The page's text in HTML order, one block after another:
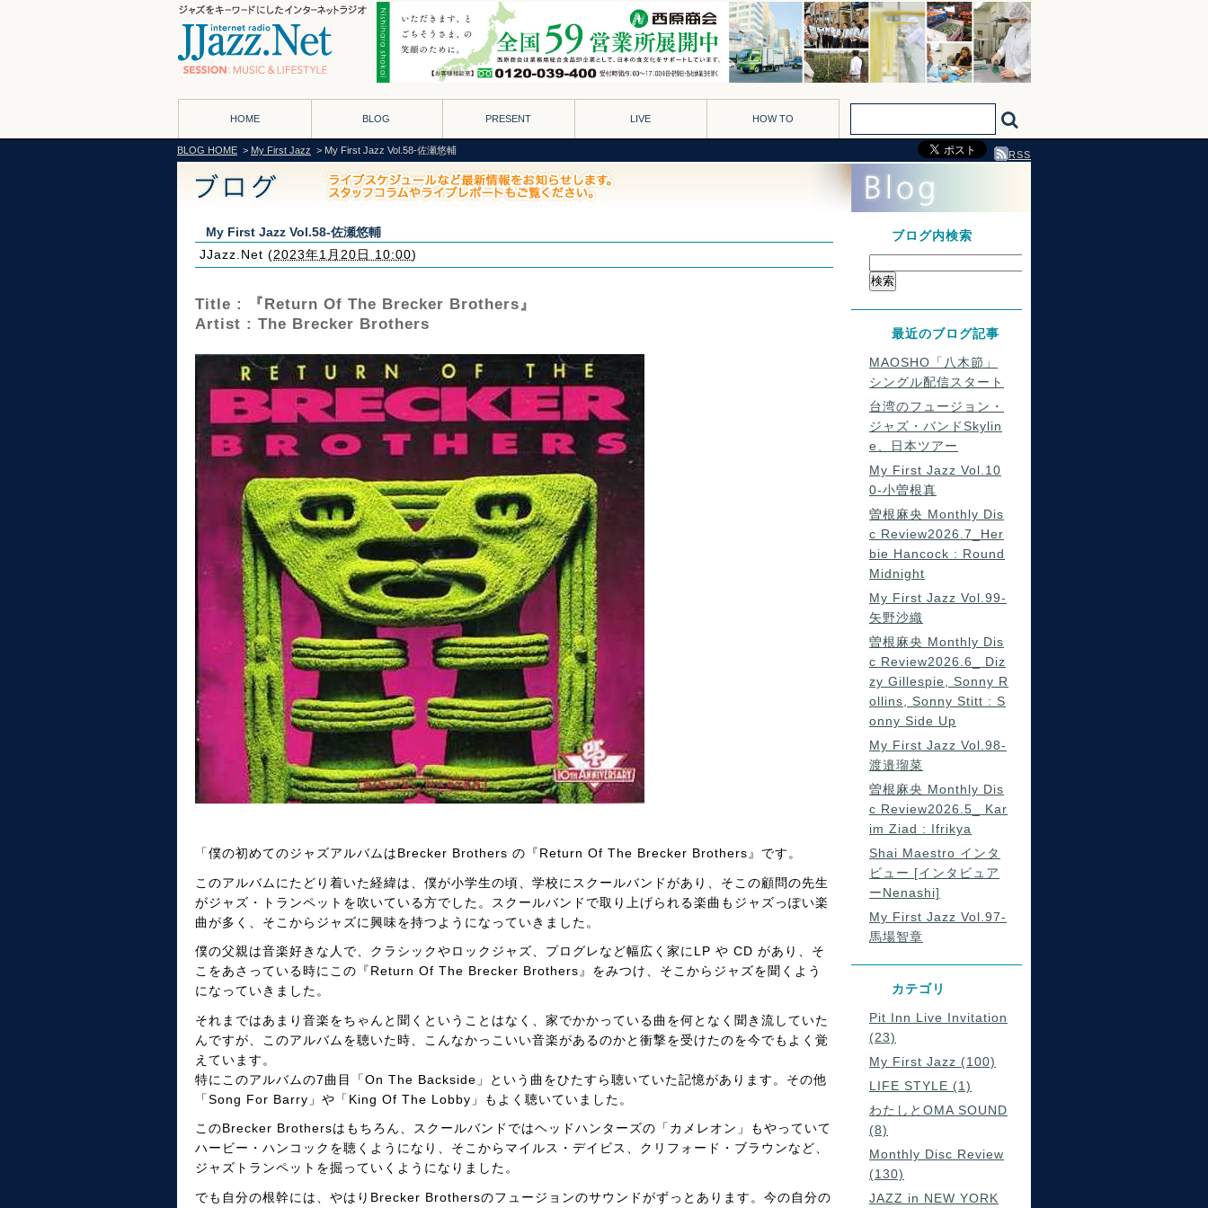
HOME BLOG PRESENT LIVE HOW TO
BLOG HOME > My First Jazz > My First Jazz Vol.58-佐瀬悠輔 RSS
My First Jazz Vol.58-佐瀬悠輔
JJazz.Net (2023年1月20日 10:00)
Title : 『Return Of The Brecker Brothers』
Artist : The Brecker Brothers
「僕の初めてのジャズアルバムはBrecker Brothers の『Return Of The Brecker Brothers』です。
このアルバムにたどり着いた経緯は、僕が小学生の頃、学校にスクールバンドがあり、そこの顧問の先生
がジャズ・トランペットを吹いている方でした。スクールバンドで取り上げられる楽曲もジャズっぽい楽
曲が多く、そこからジャズに興味を持つようになっていきました。
僕の父親は音楽好きな人で、クラシックやロックジャズ、プログレなど幅広く家にLP や CD があり、そ
こをあさっている時にこの『Return Of The Brecker Brothers』をみつけ、そこからジャズを聞くよう
になっていきました。
それまではあまり音楽をちゃんと聞くということはなく、家でかかっている曲を何となく聞き流していた
んですが、このアルバムを聴いた時、こんなかっこいい音楽があるのかと衝撃を受けたのを今でもよく覚
えています。
特にこのアルバムの7曲目「On The Backside」という曲をひたすら聴いていた記憶があります。その他
「Song For Barry」や「King Of The Lobby」もよく聴いていました。
このBrecker Brothersはもちろん、スクールバンドではヘッドハンターズの「カメレオン」もやっていて
ハービー・ハンコックを聴くようになり、そこからマイルス・デイビス、クリフォード・ブラウンなど、
ジャズトランペットを掘っていくようになりました。
でも自分の根幹には、やはりBrecker Brothersのフュージョンのサウンドがずっとあります。今の自分の
ブログ内検索
最近のブログ記事
MAOSHO「八木節」
シングル配信スタート
台湾のフュージョン・
ジャズ・バンドSkylin
e、日本ツアー
My First Jazz Vol.10
0-小曽根真
曽根麻央 Monthly Dis
c Review2026.7_Her
bie Hancock : Round
Midnight
My First Jazz Vol.99-
矢野沙織
曽根麻央 Monthly Dis
c Review2026.6_ Diz
zy Gillespie, Sonny R
ollins, Sonny Stitt : S
onny Side Up
My First Jazz Vol.98-
渡邉瑠菜
曽根麻央 Monthly Dis
c Review2026.5_ Kar
im Ziad : Ifrikya
Shai Maestro インタ
ビュー [インタビュア
ーNenashi]
My First Jazz Vol.97-
馬場智章
カテゴリ
Pit Inn Live Invitation
(23)
My First Jazz (100)
LIFE STYLE (1)
わたしとOMA SOUND
(8)
Monthly Disc Review
(130)
JAZZ in NEW YORK